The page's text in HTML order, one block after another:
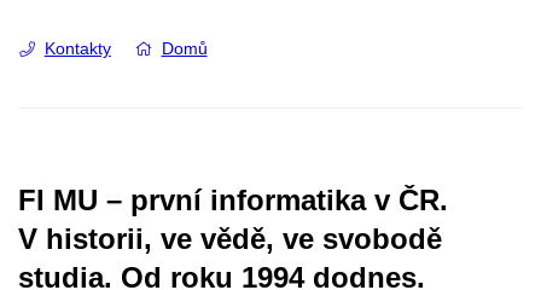
Kontakty Domů
FI MU – první informatika v ČR.
V historii, ve vědě, ve svobodě
studia. Od roku 1994 dodnes.